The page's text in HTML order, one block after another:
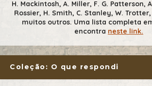
H. Mackintosh, A. Miller, F. G. Patterson,
Rossier, H. Smith, C. Stanley, W.
muitos outros. Uma lista completa
encontra neste link.
Coleção: O que respondi